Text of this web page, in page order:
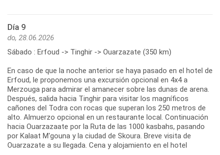
Día 9
do, 28.06.2026
Sábado : Erfoud -> Tinghir -> Ouarzazate (350 km)
En caso de que la noche anterior se haya pasado en el hotel de
Erfoud, le proponemos una excursión opcional en 4x4 a
Merzouga para admirar el amanecer sobre las dunas de arena.
Después, salida hacia Tinghir para visitar los magníficos
cañones del Todra con rocas que superan los 250 metros de
alto. Almuerzo opcional en un restaurante local. Continuación
hacia Ouarzazaate por la Ruta de las 1000 kasbahs, pasando
por Kalaat M'gouna y la ciudad de Skoura. Breve visita de
Ouarzazate a su llegada. Cena y alojamiento en el hotel